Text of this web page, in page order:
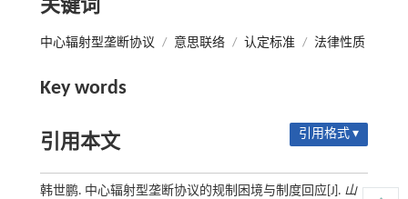
关键词
中心辐射型垄断协议 / 意思联络 / 认定标准 / 法律性质
Key words
引用本文 引用格式 ▾
韩世鹏. 中心辐射型垄断协议的规制困境与制度回应[J]. 山